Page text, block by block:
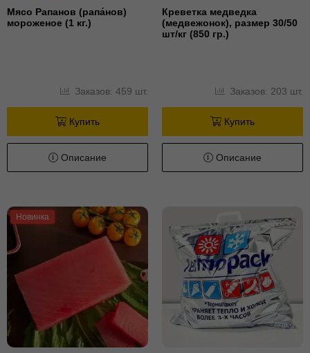
Мясо Рапанов (рапа́нов)
мороженое (1 кг.)
Заказов: 459 шт.
Купить
Описание
Креветка медведка
(медвежонок), размер 30/50
шт/кг (850 гр.)
Заказов: 203 шт.
Купить
Описание
Новинка